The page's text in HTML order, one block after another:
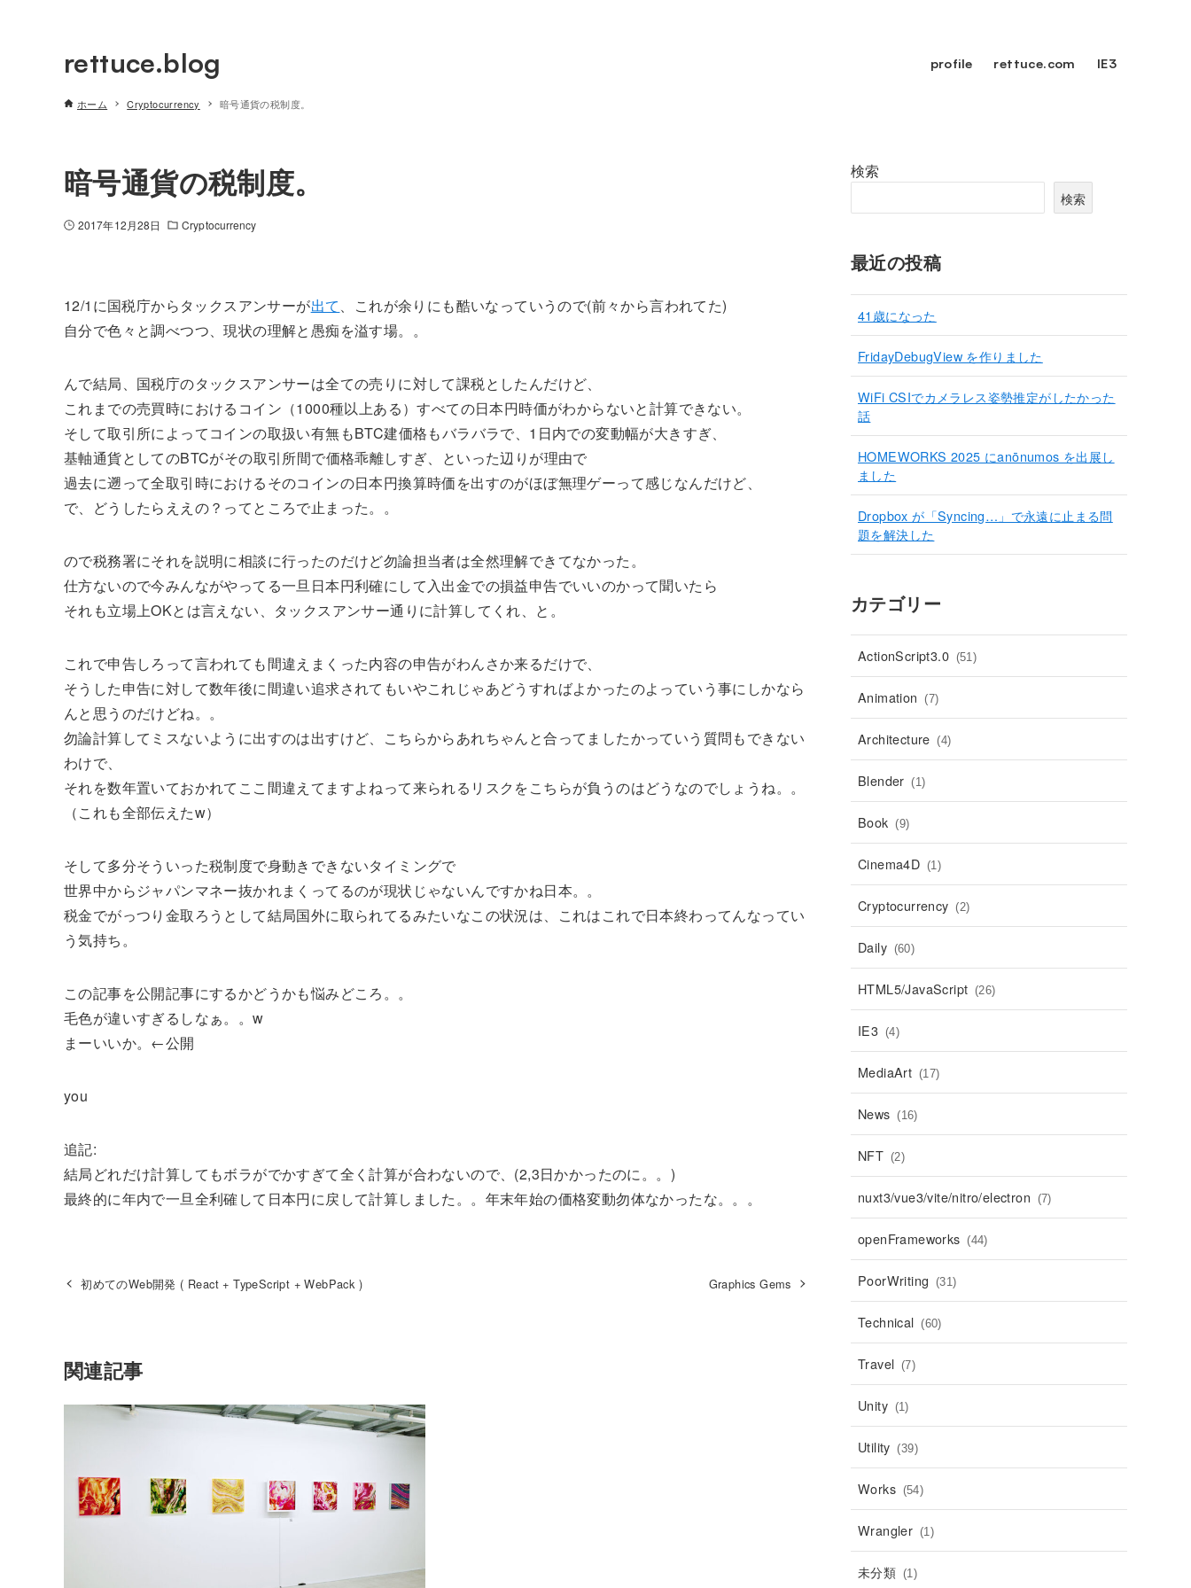
rettuce.blog profile rettuce.com IE3
ホーム Cryptocurrency 暗号通貨の税制度。
暗号通貨の税制度。
2017年12月28日 Cryptocurrency
12/1に国税庁からタックスアンサーが出て、これが余りにも酷いなっていうので(前々から言われてた)
自分で色々と調べつつ、現状の理解と愚痴を溢す場。。
んで結局、国税庁のタックスアンサーは全ての売りに対して課税としたんだけど、
これまでの売買時におけるコイン（1000種以上ある）すべての日本円時価がわからないと計算できない。
そして取引所によってコインの取扱い有無もBTC建価格もバラバラで、1日内での変動幅が大きすぎ、
基軸通貨としてのBTCがその取引所間で価格乖離しすぎ、といった辺りが理由で
過去に遡って全取引時におけるそのコインの日本円換算時価を出すのがほぼ無理ゲーって感じなんだけど、
で、どうしたらええの？ってところで止まった。。
ので税務署にそれを説明に相談に行ったのだけど勿論担当者は全然理解できてなかった。
仕方ないので今みんながやってる一旦日本円利確にして入出金での損益申告でいいのかって聞いたら
それも立場上OKとは言えない、タックスアンサー通りに計算してくれ、と。
これで申告しろって言われても間違えまくった内容の申告がわんさか来るだけで、
そうした申告に対して数年後に間違い追求されてもいやこれじゃあどうすればよかったのよっていう事にしかなら
んと思うのだけどね。。
勿論計算してミスないように出すのは出すけど、こちらからあれちゃんと合ってましたかっていう質問もできない
わけで、
それを数年置いておかれてここ間違えてますよねって来られるリスクをこちらが負うのはどうなのでしょうね。。
（これも全部伝えたw）
そして多分そういった税制度で身動きできないタイミングで
世界中からジャパンマネー抜かれまくってるのが現状じゃないんですかね日本。。
税金でがっつり金取ろうとして結局国外に取られてるみたいなこの状況は、これはこれで日本終わってんなってい
う気持ち。
この記事を公開記事にするかどうかも悩みどころ。。
毛色が違いすぎるしなぁ。。w
まーいいか。←公開
you
追記:
結局どれだけ計算してもボラがでかすぎて全く計算が合わないので、(2,3日かかったのに。。)
最終的に年内で一旦全利確して日本円に戻して計算しました。。年末年始の価格変動勿体なかったな。。。
初めてのWeb開発 ( React + TypeScript + WebPack ) Graphics Gems
関連記事
検索
検索
最近の投稿
41歳になった
FridayDebugView を作りました
WiFi CSIでカメラレス姿勢推定がしたかった
話
HOMEWORKS 2025 にanōnumos を出展し
ました
Dropbox が「Syncing…」で永遠に止まる問
題を解決した
カテゴリー
ActionScript3.0 (51)
Animation (7)
Architecture (4)
Blender (1)
Book (9)
Cinema4D (1)
Cryptocurrency (2)
Daily (60)
HTML5/JavaScript (26)
IE3 (4)
MediaArt (17)
News (16)
NFT (2)
nuxt3/vue3/vite/nitro/electron (7)
openFrameworks (44)
PoorWriting (31)
Technical (60)
Travel (7)
Unity (1)
Utility (39)
Works (54)
Wrangler (1)
未分類 (1)